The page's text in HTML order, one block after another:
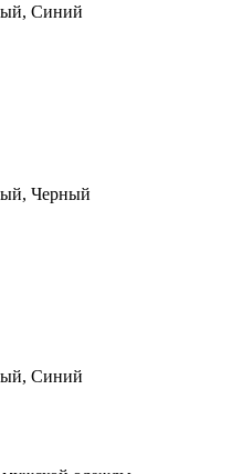
Синий
Черный
Синий